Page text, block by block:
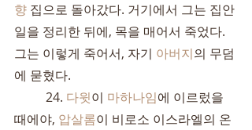
향 집으로 돌아갔다. 거기에서 그는 집안
일을 정리한 뒤에, 목을 매어서 죽었다.
그는 이렇게 죽어서, 자기 아버지의 무덤
에 묻혔다.
	24.
다윗이 마하나임에 이르렀을
때에야, 압살롬이 비로소 이스라엘의 온